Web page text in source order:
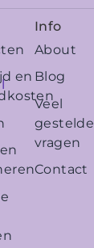
en
Info
About
Blog
Veel
gestelde
vragen
Contact